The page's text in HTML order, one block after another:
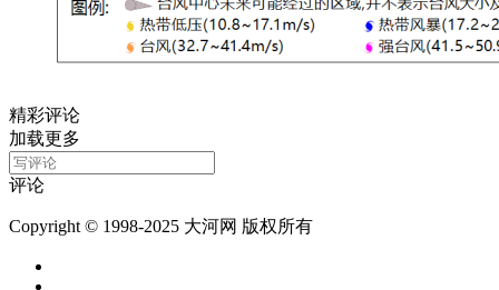
精彩评论
加载更多
评论
Copyright © 1998-2025 大河网 版权所有